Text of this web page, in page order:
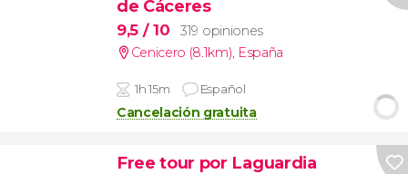
de Cáceres
9,5 / 10
319 opiniones
Cenicero (8.1km), España
1h 15m Español
Cancelación gratuita
Free tour por Laguardia